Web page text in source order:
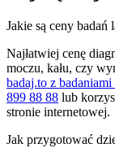
Jakie są ceny badań
Najłatwiej cenę
moczu, kału, czy
badaj.to z
899 88 88 lub
stronie internetowej.
Jak przygotować